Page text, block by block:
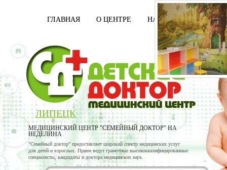
ГЛАВНАЯ О ЦЕНТРЕ НАШИ ВРАЧИ
ЛИПЕЦК
МЕДИЦИНСКИЙ ЦЕНТР "СЕМЕЙНЫЙ ДОКТОР" НА
НЕДЕЛИНА
"Семейный доктор" предоставляет широкий спектр медицинских услуг
для детей и взрослых. Прием ведут грамотные высококвалифицированные
специалисты, кандидаты и доктора медицинских наук.